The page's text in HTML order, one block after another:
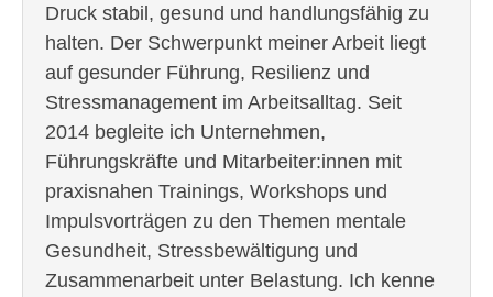
Druck stabil, gesund und handlungsfähig zu
halten. Der Schwerpunkt meiner Arbeit liegt
auf gesunder Führung, Resilienz und
Stressmanagement im Arbeitsalltag. Seit
2014 begleite ich Unternehmen,
Führungskräfte und Mitarbeiter:innen mit
praxisnahen Trainings, Workshops und
Impulsvorträgen zu den Themen mentale
Gesundheit, Stressbewältigung und
Zusammenarbeit unter Belastung. Ich kenne